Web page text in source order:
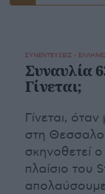
ΣΥΝΕΝΤΕΥΞΕΙΣ -
Συναυλία
Γίνεται;
Γίνεται,
στη
σκηνοθετεί
πλαίσιο του